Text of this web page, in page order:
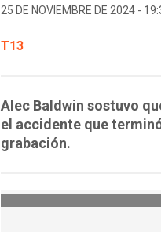
25 DE NOVIEMBRE DE 2024 -
T13
Alec Baldwin sostuvo
el accidente que
grabación.